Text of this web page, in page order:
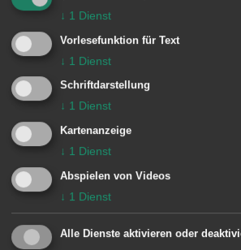
Klimadaten Juli 2023
Klimadaten Juni 2023
Klimadaten Mai 2023
Klimadaten April 2023
Klimadaten März 2023
Klimadaten Februar
↓ 1 Dienst
Vorlesefunktion für Text
↓ 1 Dienst
Schriftdarstellung
↓ 1 Dienst
Kartenanzeige
↓ 1 Dienst
Abspielen von Videos
↓ 1 Dienst
Alle Dienste aktivieren oder